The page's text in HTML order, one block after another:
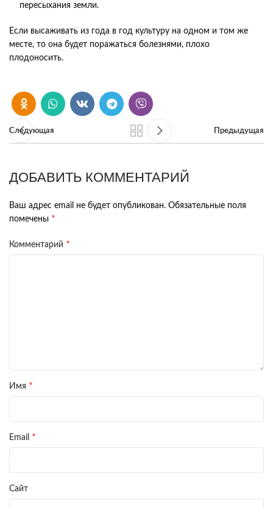
пересыхания земли.
Если высаживать из года в год культуру на одном и том же
месте, то она будет поражаться болезнями, плохо
плодоносить.
Следующая Предыдущая
ДОБАВИТЬ КОММЕНТАРИЙ
Ваш адрес email не будет опубликован. Обязательные поля
помечены *
Комментарий *
Имя *
Email *
Сайт